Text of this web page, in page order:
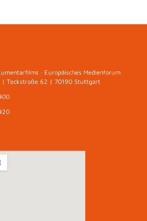
· Europäisches Medienforum
| Teckstraße 62 | 70190 Stuttgart